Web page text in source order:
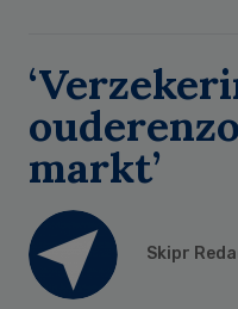
markt’
Skipr